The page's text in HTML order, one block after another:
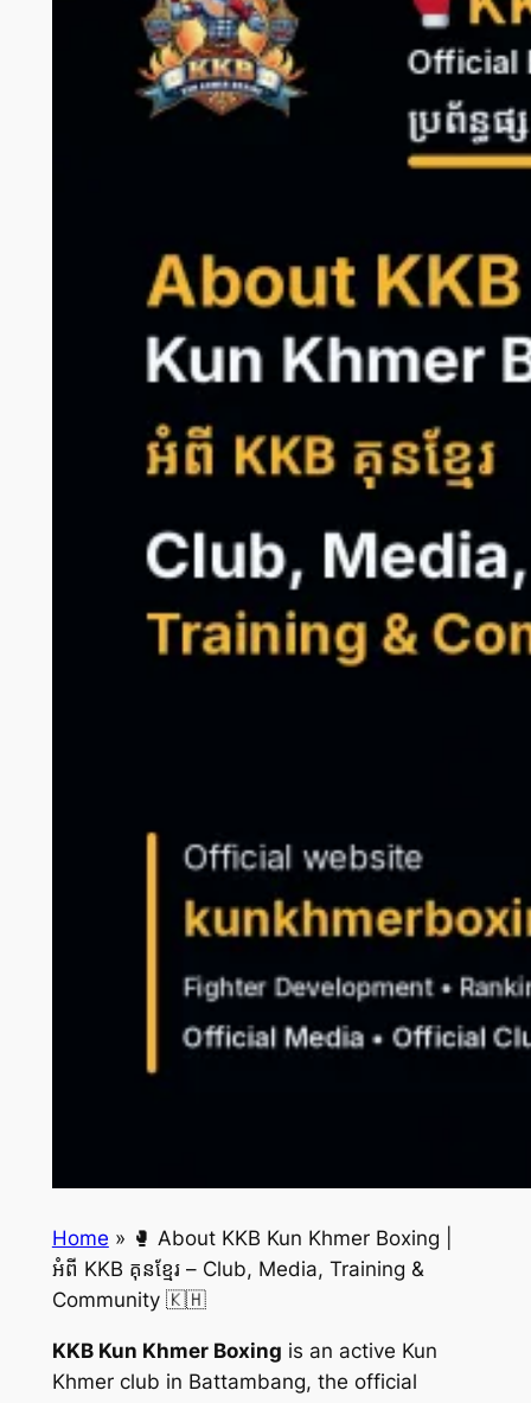
Home » 🥊 About KKB Kun Khmer Boxing |
អំពី KKB គុនខ្មែរ – Club, Media, Training &
Community 🇰🇭
KKB Kun Khmer Boxing is an active Kun
Khmer club in Battambang, the official